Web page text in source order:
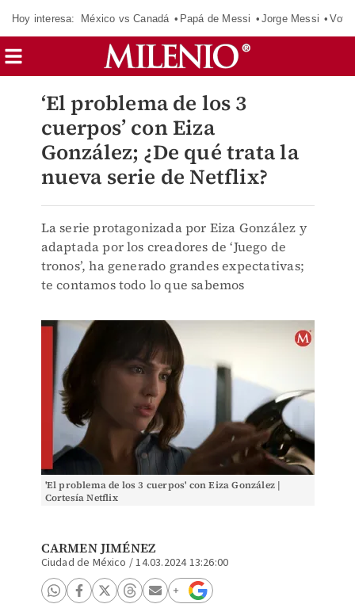
Hoy interesa: México vs Canadá Papá de Messi Jorge Messi
‘El problema de los 3
cuerpos’ con Eiza
González; ¿De qué trata la
nueva serie de Netflix?
La serie protagonizada por Eiza González y
adaptada por los creadores de ‘Juego de
tronos’, ha generado grandes expectativas;
te contamos todo lo que sabemos
'El problema de los 3 cuerpos' con Eiza González |
Cortesía Netflix
CARMEN JIMÉNEZ
Ciudad de México /14.03.2024 13:26:00